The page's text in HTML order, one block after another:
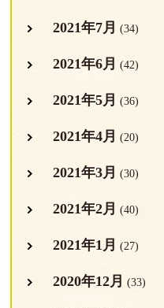
2021年7月 (34)
2021年6月 (42)
2021年5月 (36)
2021年4月 (20)
2021年3月 (30)
2021年2月 (40)
2021年1月 (27)
2020年12月 (33)